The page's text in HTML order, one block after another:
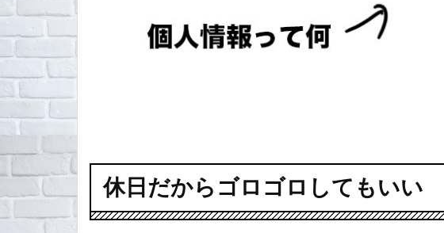
休日だからゴロゴロしてもいい